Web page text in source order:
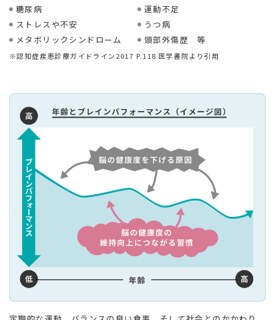
糖尿病
運動不足
ストレスや不安
うつ病
メタボリックシンドローム
頭部外傷歴 等
※認知症疾患診療ガイドライン2017 P.118 医学書院より引用